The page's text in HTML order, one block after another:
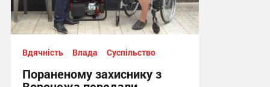
Вдячність Влада Суспільство
Пораненому захиснику з